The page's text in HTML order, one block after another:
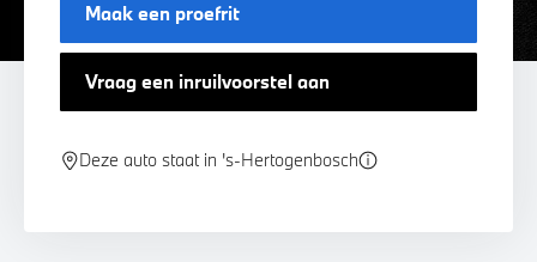
Maak een proefrit
Vraag een inruilvoorstel aan
Deze auto staat in 's-Hertogenbosch